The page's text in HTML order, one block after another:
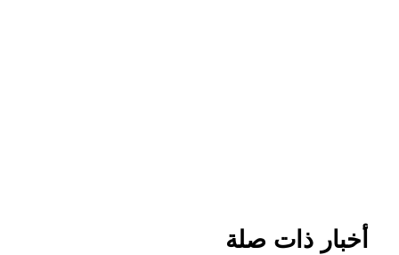
أخبار ذات صلة